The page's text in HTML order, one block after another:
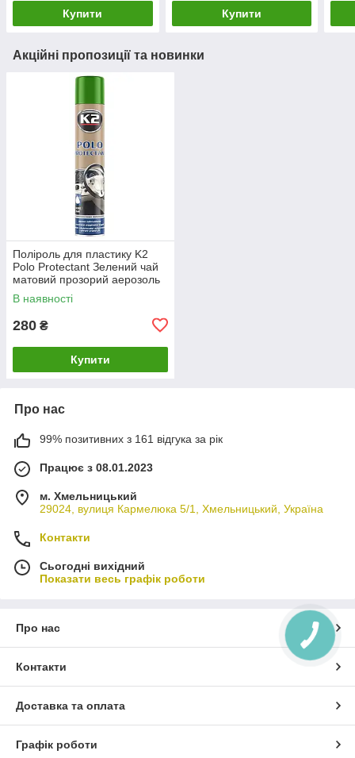
Купити Купити
Акційні пропозиції та новинки
Поліроль для пластику K2
Polo Protectant Зелений чай
матовий прозорий аерозоль
750 мл (K418ZN)
В наявності
280 ₴
Купити
Про нас
99% позитивних з 161 відгука за рік
Працює з 08.01.2023
м. Хмельницький
29024, вулиця Кармелюка 5/1, Хмельницький, Україна
Контакти
Сьогодні вихідний
Показати весь графік роботи
Про нас
Контакти
Доставка та оплата
Графік роботи